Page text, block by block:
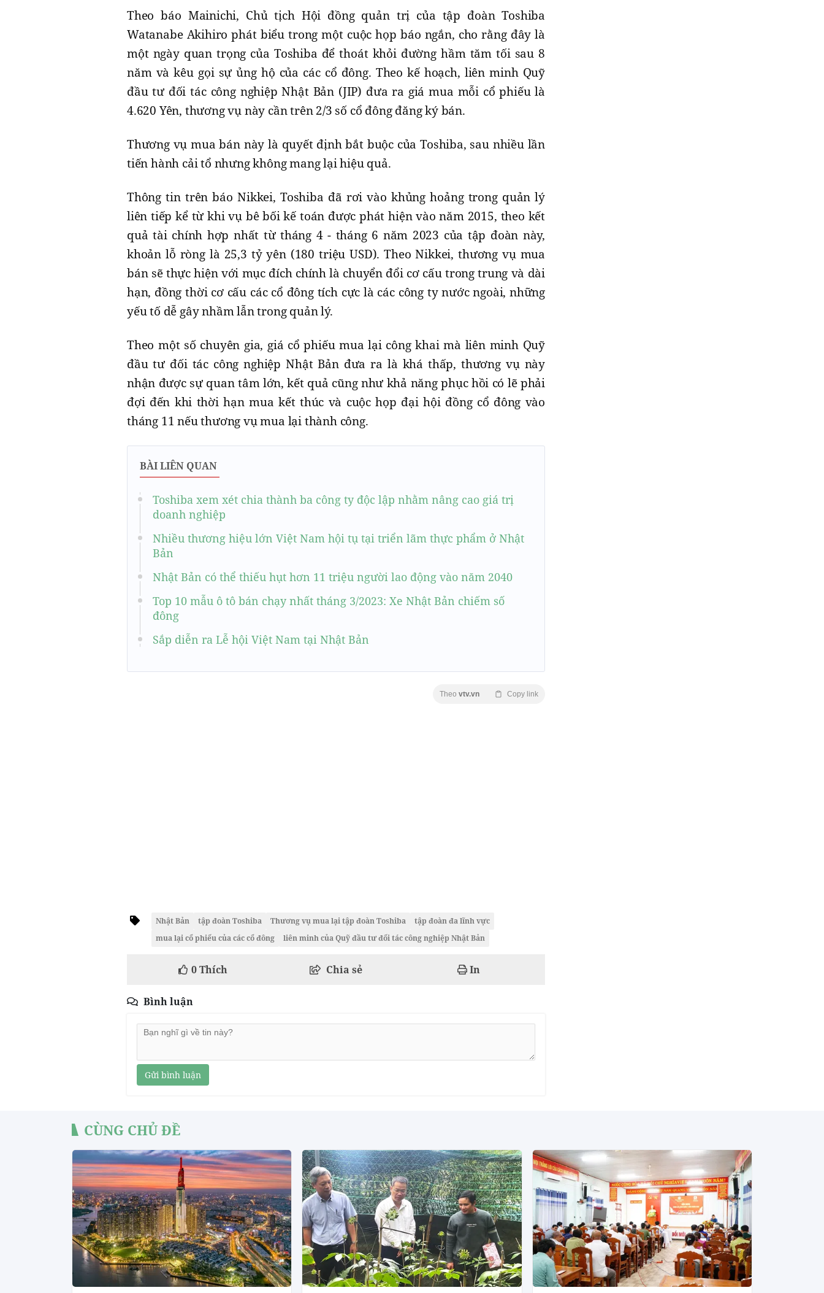
Theo báo Mainichi, Chủ tịch Hội đồng quản trị của tập đoàn Toshiba
Watanabe Akihiro phát biểu trong một cuộc họp báo ngắn, cho rằng đây là
một ngày quan trọng của Toshiba để thoát khỏi đường hầm tăm tối sau 8
năm và kêu gọi sự ủng hộ của các cổ đông. Theo kế hoạch, liên minh Quỹ
đầu tư đối tác công nghiệp Nhật Bản (JIP) đưa ra giá mua mỗi cổ phiếu là
4.620 Yên, thương vụ này cần trên 2/3 số cổ đông đăng ký bán.
Thương vụ mua bán này là quyết định bắt buộc của Toshiba, sau nhiều lần
tiến hành cải tổ nhưng không mang lại hiệu quả.
Thông tin trên báo Nikkei, Toshiba đã rơi vào khủng hoảng trong quản lý
liên tiếp kể từ khi vụ bê bối kế toán được phát hiện vào năm 2015, theo kết
quả tài chính hợp nhất từ tháng 4 - tháng 6 năm 2023 của tập đoàn này,
khoản lỗ ròng là 25,3 tỷ yên (180 triệu USD). Theo Nikkei, thương vụ mua
bán sẽ thực hiện với mục đích chính là chuyển đổi cơ cấu trong trung và dài
hạn, đồng thời cơ cấu các cổ đông tích cực là các công ty nước ngoài, những
yếu tố dễ gây nhầm lẫn trong quản lý.
Theo một số chuyên gia, giá cổ phiếu mua lại công khai mà liên minh Quỹ
đầu tư đối tác công nghiệp Nhật Bản đưa ra là khá thấp, thương vụ này
nhận được sự quan tâm lớn, kết quả cũng như khả năng phục hồi có lẽ phải
đợi đến khi thời hạn mua kết thúc và cuộc họp đại hội đồng cổ đông vào
tháng 11 nếu thương vụ mua lại thành công.
BÀI LIÊN QUAN
Toshiba xem xét chia thành ba công ty độc lập nhằm nâng cao giá trị
doanh nghiệp
Nhiều thương hiệu lớn Việt Nam hội tụ tại triển lãm thực phẩm ở Nhật
Bản
Nhật Bản có thể thiếu hụt hơn 11 triệu người lao động vào năm 2040
Top 10 mẫu ô tô bán chạy nhất tháng 3/2023: Xe Nhật Bản chiếm số
đông
Sắp diễn ra Lễ hội Việt Nam tại Nhật Bản
Theo vtv.vn Copy link
Nhật Bản tập đoàn Toshiba Thương vụ mua lại tập đoàn Toshiba
tập đoàn đa lĩnh vực
mua lại cổ phiếu của các cổ đông
liên minh của Quỹ đầu tư đối tác công nghiệp Nhật Bản
0Thích Chia sẻ In
Bình luận
Gửi bình luận
CÙNG CHỦ ĐỀ